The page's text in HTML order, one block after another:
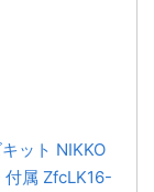
ット NIKKO
属 ZfcLK16-